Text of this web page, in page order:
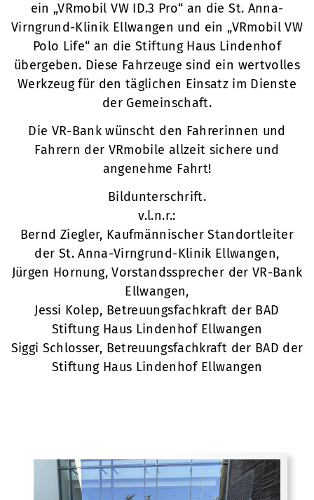
ein „VRmobil VW ID.3 Pro“ an die St. Anna-
Virngrund-Klinik Ellwangen und ein „VRmobil VW
Polo Life“ an die Stiftung Haus Lindenhof
übergeben. Diese Fahrzeuge sind ein wertvolles
Werkzeug für den täglichen Einsatz im Dienste
der Gemeinschaft.
Die VR-Bank wünscht den Fahrerinnen und
Fahrern der VRmobile allzeit sichere und
angenehme Fahrt!
Bildunterschrift.
v.l.n.r.:
Bernd Ziegler, Kaufmännischer Standortleiter
der St. Anna-Virngrund-Klinik Ellwangen,
Jürgen Hornung, Vorstandssprecher der VR-Bank
Ellwangen,
Jessi Kolep, Betreuungsfachkraft der BAD
Stiftung Haus Lindenhof Ellwangen
Siggi Schlosser, Betreuungsfachkraft der BAD der
Stiftung Haus Lindenhof Ellwangen